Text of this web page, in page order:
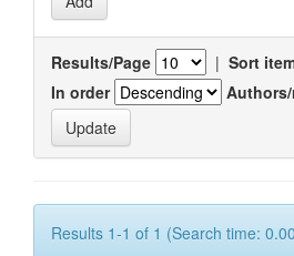
Results/Page | Sort
In order
Results 1-1 of 1 (Search time: